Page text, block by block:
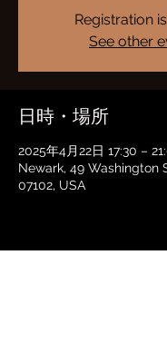
Registration
See other
日時・場所
2025年4月22日 17:30 –
Newark, 49 Washington
07102, USA